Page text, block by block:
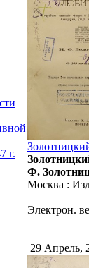
г.
Ф.
Москва :
Электрон.
29 Апрель,